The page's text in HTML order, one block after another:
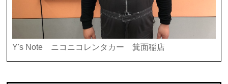
Y's Note ニコニコレンタカー 箕面稲店